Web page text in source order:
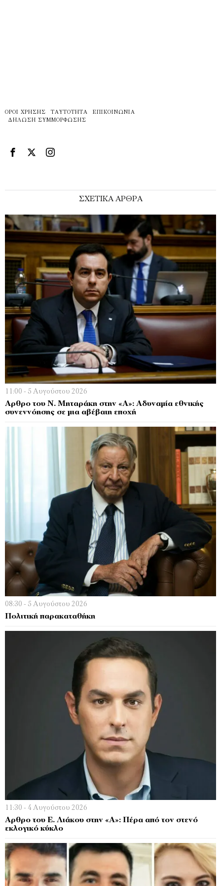
ΌΡΟΙ ΧΡΉΣΗΣ ΤΑΥΤΌΤΗΤΑ
ΕΠΙΚΟΙΝΩΝΊΑ
ΔΉΛΩΣΗ ΣΥΜΜΌΡΦΩΣΗΣ
ΣΧΕΤΙΚΑ ΑΡΘΡΑ
11:00 - 5 Αυγούστου 2026
Αρθρο του Ν. Μηταράκη στην «Α»: Αδυναμία εθνικής
συνεννόησης σε μια αβέβαιη εποχή
08:30 - 5 Αυγούστου 2026
Πολιτική παρακαταθήκη
11:30 - 4 Αυγούστου 2026
Αρθρο του Ε. Λιάκου στην «Α»: Πέρα από τον στενό
εκλογικό κύκλο